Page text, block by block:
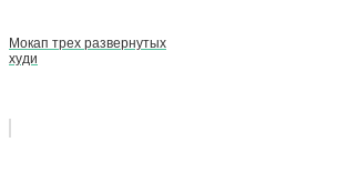
Мокап трех развернутых
худи